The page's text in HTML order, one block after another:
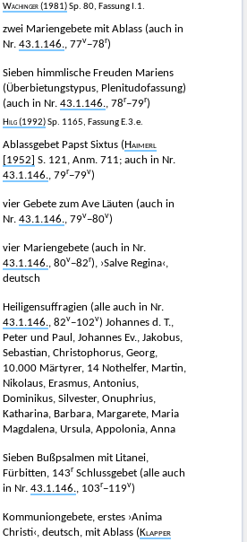
Wachinger(1981)Sp. 80, Fassung I.1.
zwei Mariengebete mit Ablass (auch in
Nr. 43.1.146., 77v−78r)
Sieben himmlische Freuden Mariens
(Überbietungstypus, Plenitudofassung)
(auch in Nr. 43.1.146., 78r–79r)
Hilg(1992)Sp. 1165, Fassung E.3.e.
Ablassgebet Papst Sixtus ( Haimerl
[1952]
S. 121, Anm. 711; auch in Nr.
43.1.146., 79r−79v)
vier Gebete zum Ave Läuten (auch in
Nr. 43.1.146., 79v−80v)
vier Mariengebete (auch in Nr.
43.1.146., 80v−82r), ›Salve Regina‹,
deutsch
Heiligensuffragien (alle auch in Nr.
43.1.146., 82v−102v) Johannes d. T.,
Peter und Paul, Johannes Ev., Jakobus,
Sebastian, Christophorus, Georg,
10.000 Märtyrer, 14 Nothelfer, Martin,
Nikolaus, Erasmus, Antonius,
Dominikus, Silvester, Onuphrius,
Katharina, Barbara, Margarete, Maria
Magdalena, Ursula, Appolonia, Anna
Sieben Bußpsalmen mit Litanei,
Fürbitten, 143r Schlussgebet (alle auch
in Nr. 43.1.146., 103r−119v)
Kommuniongebete, erstes ›Anima
Christi‹, deutsch, mit Ablass ( Klapper